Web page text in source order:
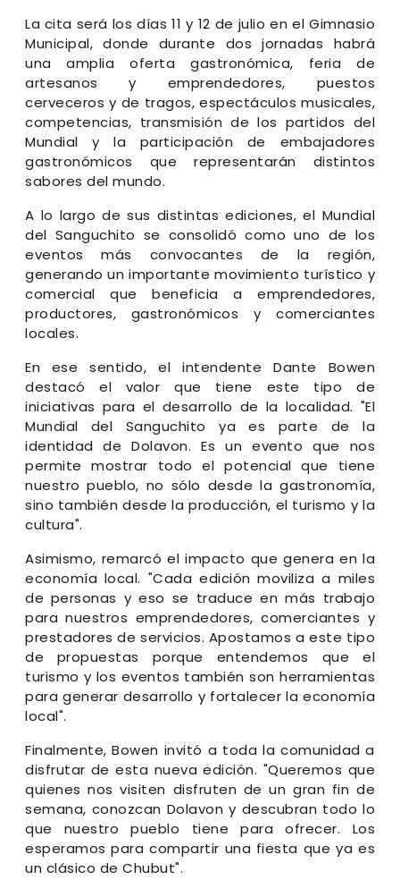
La cita será los días 11 y 12 de julio en el Gimnasio
Municipal, donde durante dos jornadas habrá
una amplia oferta gastronómica, feria de
artesanos y emprendedores, puestos
cerveceros y de tragos, espectáculos musicales,
competencias, transmisión de los partidos del
Mundial y la participación de embajadores
gastronómicos que representarán distintos
sabores del mundo.
A lo largo de sus distintas ediciones, el Mundial
del Sanguchito se consolidó como uno de los
eventos más convocantes de la región,
generando un importante movimiento turístico y
comercial que beneficia a emprendedores,
productores, gastronómicos y comerciantes
locales.
En ese sentido, el intendente Dante Bowen
destacó el valor que tiene este tipo de
iniciativas para el desarrollo de la localidad. "El
Mundial del Sanguchito ya es parte de la
identidad de Dolavon. Es un evento que nos
permite mostrar todo el potencial que tiene
nuestro pueblo, no sólo desde la gastronomía,
sino también desde la producción, el turismo y la
cultura".
Asimismo, remarcó el impacto que genera en la
economía local. "Cada edición moviliza a miles
de personas y eso se traduce en más trabajo
para nuestros emprendedores, comerciantes y
prestadores de servicios. Apostamos a este tipo
de propuestas porque entendemos que el
turismo y los eventos también son herramientas
para generar desarrollo y fortalecer la economía
local".
Finalmente, Bowen invitó a toda la comunidad a
disfrutar de esta nueva edición. "Queremos que
quienes nos visiten disfruten de un gran fin de
semana, conozcan Dolavon y descubran todo lo
que nuestro pueblo tiene para ofrecer. Los
esperamos para compartir una fiesta que ya es
un clásico de Chubut".